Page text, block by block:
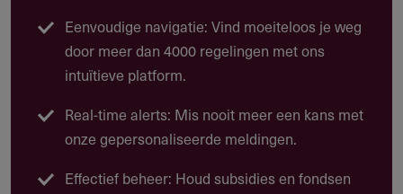
Het landelijke fonds beslist zelf of een aanvraag
gehonoreerd wordt uit het eigen budget, uit dat van een
Fonds op Naam, of uit een combinatie. Bij een eventuele
aanvraag moet je dus voldoen aan de criteria van het
Eenvoudige navigatie: Vind moeiteloos je weg
door meer dan 4000 regelingen met ons
intuïtieve platform.
Real-time alerts: Mis nooit meer een kans met
onze gepersonaliseerde meldingen.
Effectief beheer: Houd subsidies en fondsen